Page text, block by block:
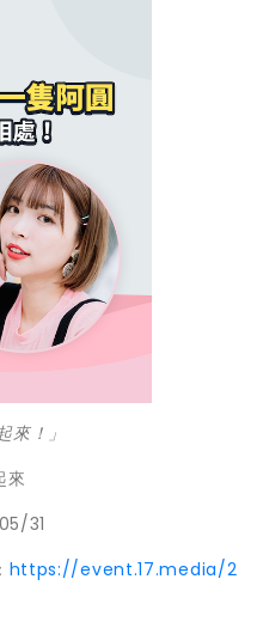
來！」
來
31
https://event.17.media/2